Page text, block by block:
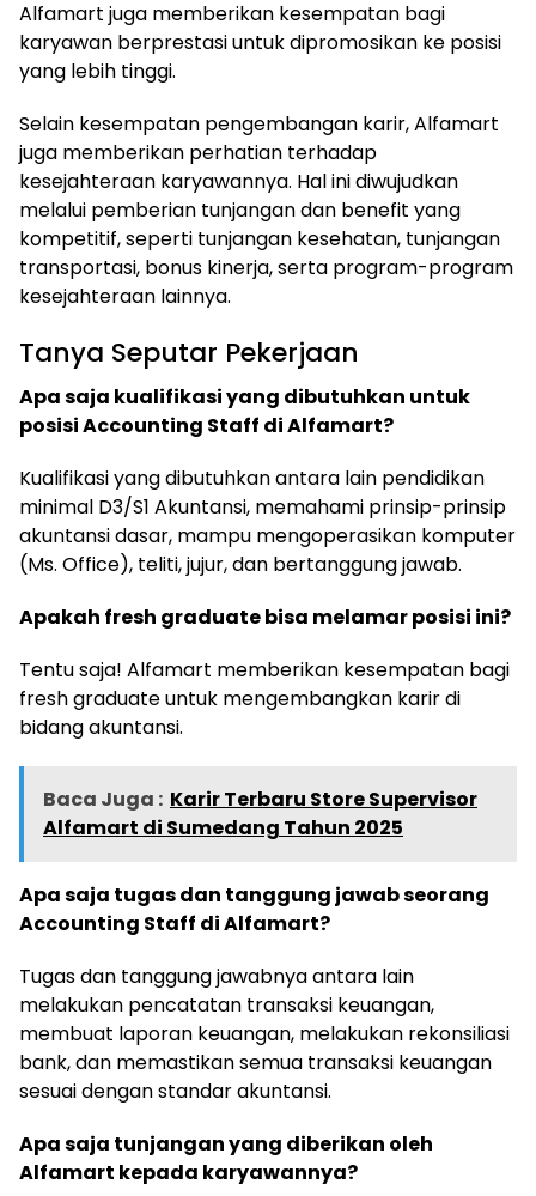
Alfamart juga memberikan kesempatan bagi
karyawan berprestasi untuk dipromosikan ke posisi
yang lebih tinggi.
Selain kesempatan pengembangan karir, Alfamart
juga memberikan perhatian terhadap
kesejahteraan karyawannya. Hal ini diwujudkan
melalui pemberian tunjangan dan benefit yang
kompetitif, seperti tunjangan kesehatan, tunjangan
transportasi, bonus kinerja, serta program-program
kesejahteraan lainnya.
Tanya Seputar Pekerjaan
Apa saja kualifikasi yang dibutuhkan untuk
posisi Accounting Staff di Alfamart?
Kualifikasi yang dibutuhkan antara lain pendidikan
minimal D3/S1 Akuntansi, memahami prinsip-prinsip
akuntansi dasar, mampu mengoperasikan komputer
(Ms. Office), teliti, jujur, dan bertanggung jawab.
Apakah fresh graduate bisa melamar posisi ini?
Tentu saja! Alfamart memberikan kesempatan bagi
fresh graduate untuk mengembangkan karir di
bidang akuntansi.
Baca Juga : Karir Terbaru Store Supervisor
Alfamart di Sumedang Tahun 2025
Apa saja tugas dan tanggung jawab seorang
Accounting Staff di Alfamart?
Tugas dan tanggung jawabnya antara lain
melakukan pencatatan transaksi keuangan,
membuat laporan keuangan, melakukan rekonsiliasi
bank, dan memastikan semua transaksi keuangan
sesuai dengan standar akuntansi.
Apa saja tunjangan yang diberikan oleh
Alfamart kepada karyawannya?